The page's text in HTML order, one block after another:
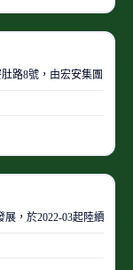
肚路8號，由宏安集團開
，於2022-03起陸續入